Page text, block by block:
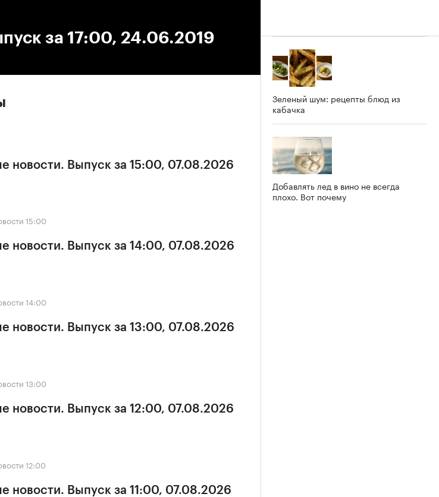
за 17:00, 24.06.2019
новости. Выпуск за 15:00, 07.08.2026
15:00
новости. Выпуск за 14:00, 07.08.2026
14:00
новости. Выпуск за 13:00, 07.08.2026
13:00
новости. Выпуск за 12:00, 07.08.2026
12:00
новости. Выпуск за 11:00, 07.08.2026
Зеленый шум: рецепты блюд из
кабачка
Добавлять лед в вино не всегда
плохо. Вот почему